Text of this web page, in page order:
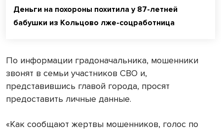
Деньги на похороны похитила у 87-летней
бабушки из Кольцово лже-соцработница
По информации градоначальника, мошенники
звонят в семьи участников СВО и,
представившись главой города, просят
предоставить личные данные.
«Как сообщают жертвы мошенников, голос по